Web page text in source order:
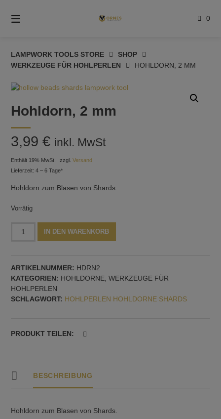
zum
Inhalt
0
LAMPWORK TOOLS STORE
SHOP
WERKZEUGE FÜR HOHLPERLEN
HOHLDORN, 2 MM
Hohldorn, 2 mm
3,99€ inkl. MwSt
Enthält 19% MwSt. zzgl.Versand
Lieferzeit: 4 – 6 Tage*
Hohldorn zum Blasen von Shards.
Vorrätig
IN DEN WARENKORB
ARTIKELNUMMER: HDRN2
KATEGORIEN: HOHLDORNE ,WERKZEUGE FÜR
HOHLPERLEN
SCHLAGWORT: HOHLPERLEN HOHLDORNE SHARDS
PRODUKT TEILEN:
BESCHREIBUNG
Hohldorn zum Blasen von Shards.